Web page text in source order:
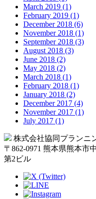
March 2019 (1)
February 2019 (1)
December 2018 (6)
November 2018 (1)
September 2018 (3)
August 2018 (3)
June 2018 (2)
May 2018 (2)
March 2018 (1)
February 2018 (1)
January 2018 (2)
December 2017 (4)
November 2017 (1)
July 2017 (1)
Back
to
Top
株式会社協同プランニ
〒 862-0971 熊本県熊本市
第2ビル